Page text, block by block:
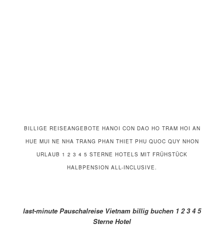
BILLIGE REISEANGEBOTE HANOI CON DAO HO TRAM HOI AN
HUE MUI NE NHA TRANG PHAN THIET PHU QUOC QUY NHON
URLAUB 1 2 3 4 5 STERNE HOTELS MIT FRÜHSTÜCK
HALBPENSION ALL-INCLUSIVE.
last-minute Pauschalreise Vietnam billig buchen 1 2 3 4 5
Sterne Hotel